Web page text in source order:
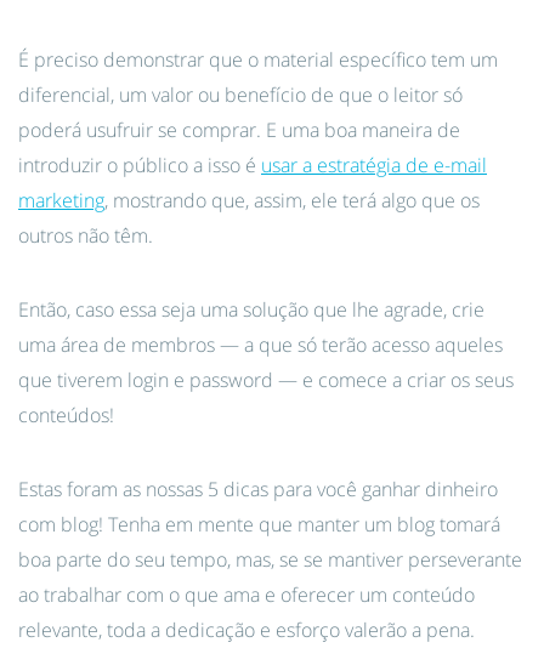
É preciso demonstrar que o material específico tem um
diferencial, um valor ou benefício de que o leitor só
poderá usufruir se comprar. E uma boa maneira de
introduzir o público a isso é usar a estratégia de e-mail
marketing, mostrando que, assim, ele terá algo que os
outros não têm.
Então, caso essa seja uma solução que lhe agrade, crie
uma área de membros — a que só terão acesso aqueles
que tiverem login e password — e comece a criar os seus
conteúdos!
Estas foram as nossas 5 dicas para você ganhar dinheiro
com blog! Tenha em mente que manter um blog tomará
boa parte do seu tempo, mas, se se mantiver perseverante
ao trabalhar com o que ama e oferecer um conteúdo
relevante, toda a dedicação e esforço valerão a pena.